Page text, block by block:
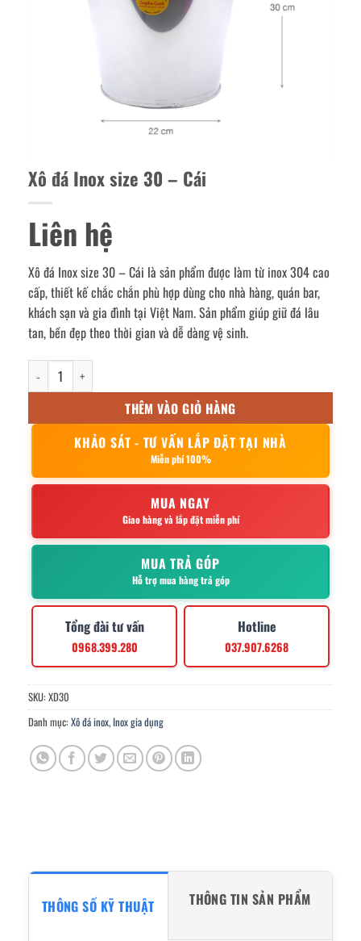
Xô đá Inox size 30 – Cái
Liên hệ
Xô đá Inox size 30 – Cái là sản phẩm được làm từ inox 304 cao
cấp, thiết kế chắc chắn phù hợp dùng cho nhà hàng, quán bar,
khách sạn và gia đình tại Việt Nam. Sản phẩm giúp giữ đá lâu
tan, bền đẹp theo thời gian và dễ dàng vệ sinh.
Xô đá Inox size 30 – Cái số lượng
THÊM VÀO GIỎ HÀNG
KHẢO SÁT - TƯ VẤN LẮP ĐẶT TẠI NHÀ
Miễn phí 100%
MUA NGAY
Giao hàng và lắp đặt miễn phí
MUA TRẢ GÓP
Hỗ trợ mua hàng trả góp
Tổng đài tư vấn
0968.399.280
Hotline
037.907.6268
SKU: XD30
Danh mục: Xô đá inox, Inox gia dụng
THÔNG SỐ KỸ THUẬT THÔNG TIN SẢN PHẨM